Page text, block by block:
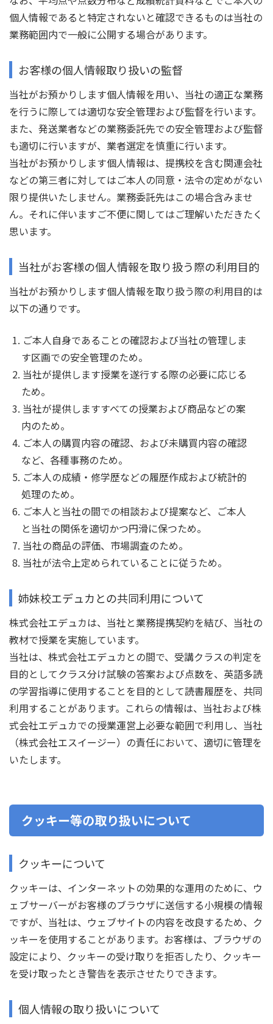
個人情報であると特定されないと確認できるものは当社の
業務範囲内で一般に公開する場合があります。
お客様の個人情報取り扱いの監督
当社がお預かりします個人情報を用い、当社の適正な業務
を行うに際しては適切な安全管理および監督を行います。
また、発送業者などの業務委託先での安全管理および監督
も適切に行いますが、業者選定を慎重に行います。
当社がお預かりします個人情報は、提携校を含む関連会社
などの第三者に対してはご本人の同意・法令の定めがない
限り提供いたしません。業務委託先はこの場合含みませ
ん。それに伴いますご不便に関してはご理解いただきたく
思います。
当社がお客様の個人情報を取り扱う際の利用目的
当社がお預かりします個人情報を取り扱う際の利用目的は
以下の通りです。
ご本人自身であることの確認および当社の管理しま
す区画での安全管理のため。
当社が提供します授業を遂行する際の必要に応じる
ため。
当社が提供しますすべての授業および商品などの案
内のため。
ご本人の購買内容の確認、および未購買内容の確認
など、各種事務のため。
ご本人の成績・修学歴などの履歴作成および統計的
処理のため。
ご本人と当社の間での相談および提案など、ご本人
と当社の関係を適切かつ円滑に保つため。
当社の商品の評価、市場調査のため。
当社が法令上定められていることに従うため。
姉妹校エデュカとの共同利用について
株式会社エデュカは、当社と業務提携契約を結び、当社の
教材で授業を実施しています。
当社は、株式会社エデュカとの間で、受講クラスの判定を
目的としてクラス分け試験の答案および点数を、英語多読
の学習指導に使用することを目的として読書履歴を、共同
利用することがあります。これらの情報は、当社および株
式会社エデュカでの授業運営上必要な範囲で利用し、当社
（株式会社エスイージー）の責任において、適切に管理を
いたします。
クッキー等の取り扱いについて
クッキーについて
クッキーは、インターネットの効果的な運用のために、ウ
ェブサーバーがお客様のブラウザに送信する小規模の情報
ですが、当社は、ウェブサイトの内容を改良するため、ク
ッキーを使用することがあります。お客様は、ブラウザの
設定により、クッキーの受け取りを拒否したり、クッキー
を受け取ったとき警告を表示させたりできます。
個人情報の取り扱いについて